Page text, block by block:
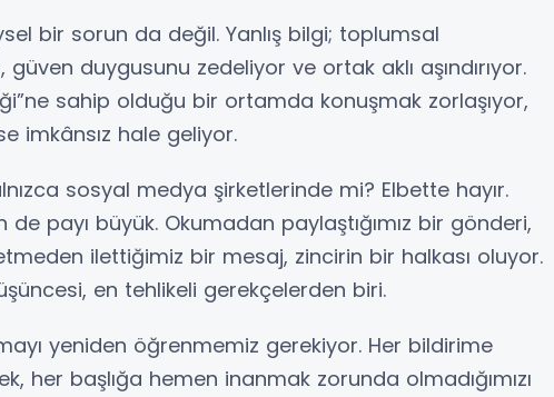
bir sorun da değil. Yanlış bilgi; toplumsal
güven duygusunu zedeliyor ve ortak aklı aşındırıyor.
sahip olduğu bir ortamda konuşmak zorlaşıyor,
imkânsız hale geliyor.
sosyal medya şirketlerinde mi? Elbette hayır.
de payı büyük. Okumadan paylaştığımız bir gönderi,
ilettiğimiz bir mesaj, zincirin bir halkası oluyor.
en tehlikeli gerekçelerden biri.
yeniden öğrenmemiz gerekiyor. Her bildirime
her başlığa hemen inanmak zorunda olmadığımızı